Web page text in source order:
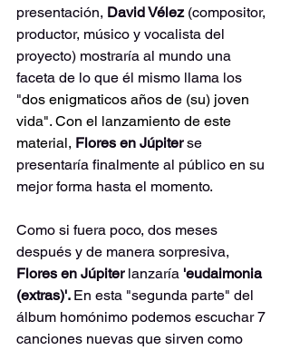
presentación, David Vélez (compositor,
productor, músico y vocalista del
proyecto) mostraría al mundo una
faceta de lo que él mismo llama los
"dos enigmaticos años de (su) joven
vida". Con el lanzamiento de este
material, Flores en Júpiter se
presentaría finalmente al público en su
mejor forma hasta el momento.
Como si fuera poco, dos meses
después y de manera sorpresiva,
Flores en Júpiter lanzaría 'eudaimonia
(extras)'. En esta "segunda parte" del
álbum homónimo podemos escuchar 7
canciones nuevas que sirven como